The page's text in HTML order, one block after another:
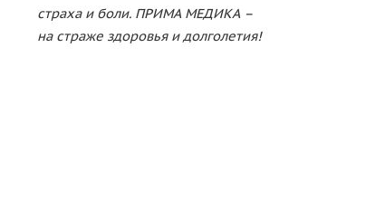
страха и боли. ПРИМА МЕДИКА –
на страже здоровья и долголетия!